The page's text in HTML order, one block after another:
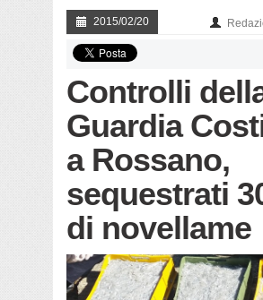
2015/02/20
Controlli
Guardia
a Rossano,
sequestrati
di novellame